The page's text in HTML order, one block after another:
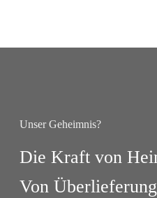
Unser Geheimnis?
Die Kraft von
Von